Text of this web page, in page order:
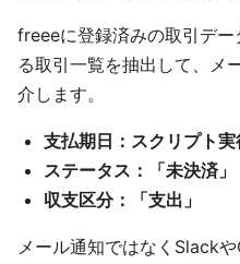
freeeに登録済みの取引デ
る取引一覧を抽出して、メ
介します。
支払期日：スクリプト実
ステータス：「未決済」
収支区分：「支出」
メール通知ではなくSlack